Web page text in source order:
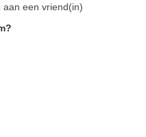
Wordt goed
een vriend(in)